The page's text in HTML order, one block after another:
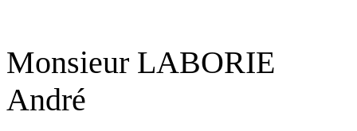
Monsieur LABORIE
André